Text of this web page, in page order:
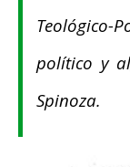
Teológico-
político y
Spinoza.